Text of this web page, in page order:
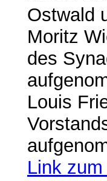
Ostwald
Moritz
des
Louis
Link